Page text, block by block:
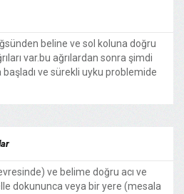
beline ve sol koluna doğru
var.bu ağrılardan sonra şimdi
başladı ve sürekli uyku problemide
ve belime doğru acı ve
dokununca veya bir yere (mesala